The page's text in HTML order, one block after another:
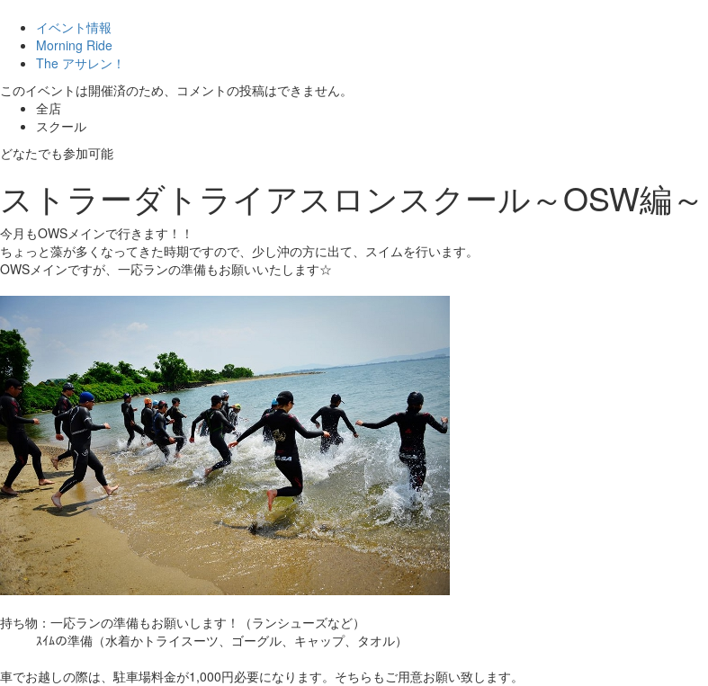
イベント情報
Morning Ride
The アサレン！
このイベントは開催済のため、コメントの投稿はできません。
全店
スクール
どなたでも参加可能
ストラーダトライアスロンスクール～OSW編～
今月もOWSメインで行きます！！
ちょっと藻が多くなってきた時期ですので、少し沖の方に出て、スイムを行います。
OWSメインですが、一応ランの準備もお願いいたします☆
持ち物：一応ランの準備もお願いします！（ランシューズなど）
ｽｲﾑの準備（水着かトライスーツ、ゴーグル、キャップ、タオル）
車でお越しの際は、駐車場料金が1,000円必要になります。そちらもご用意お願い致します。